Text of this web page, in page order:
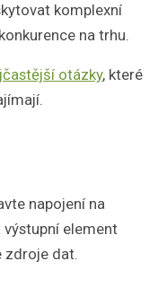
komplexní
na trhu.
otázky, které
napojení na
výstupní element
zdroje dat.